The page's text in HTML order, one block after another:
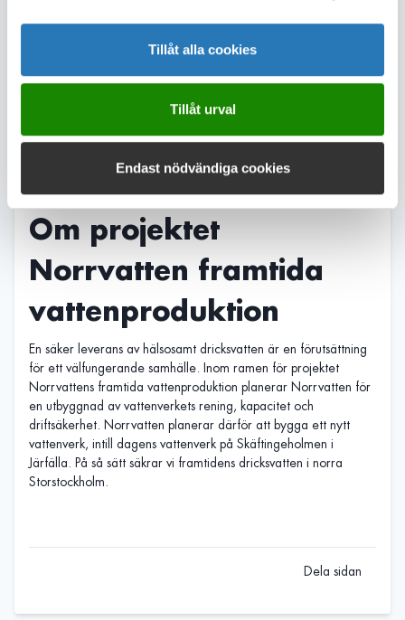
Tillåt alla cookies
Tillåt urval
Endast nödvändiga cookies
Samarbete på
fastlandet
att främja djurlivet. Det arbetet ansvarar Järfälla kommun för,
Om projektet
Norrvatten framtida
vattenproduktion
En säker leverans av hälsosamt dricksvatten är en förutsättning
för ett välfungerande samhälle. Inom ramen för projektet
Norrvattens framtida vattenproduktion planerar Norrvatten för
en utbyggnad av vattenverkets rening, kapacitet och
driftsäkerhet. Norrvatten planerar därför att bygga ett nytt
vattenverk, intill dagens vattenverk på Skäftingeholmen i
Järfälla. På så sätt säkrar vi framtidens dricksvatten i norra
Storstockholm.
Dela sidan